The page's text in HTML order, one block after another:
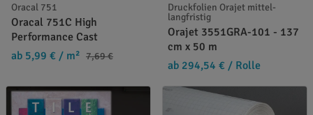
Oracal 751
Oracal 751C High
Performance Cast
ab 5,99 € / m² 7,69 €
Druckfolien Orajet mittel-
langfristig
Orajet 3551GRA-101 - 137
cm x 50 m
ab 294,54 € / Rolle